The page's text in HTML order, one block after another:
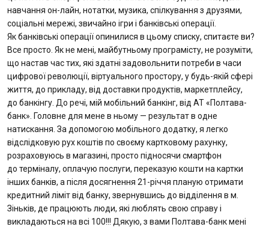
навчання он-лайн, нотатки, музика, спілкування з друзями,
соціальні мережі, звичайно ігри і банківські операції.
Як банківські операції опинилися в цьому списку, спитаєте ви?
Все просто. Як не мені, майбутньому програмісту, не розуміти,
що настав час тих, які здатні задовольнити потреби в часи
цифрової революції, віртуального простору, у будь-якій сфері
життя, до прикладу, від доставки продуктів, маркетплейсу,
до банкінгу. До речі, мій мобільний банкінг, від АТ «Полтава-
банк». Головне для мене в ньому — результат в одне
натискання. За допомогою мобільного додатку, я легко
відслідковую рух коштів по своєму картковому рахунку,
розраховуюсь в магазині, просто підносячи смартфон
до терміналу, оплачую послуги, переказую кошти на картки
інших банків, а після досягнення 21-річчя планую отримати
кредитний ліміт від банку, звернувшись до відділення в м.
Зіньків, де працюють люди, які люблять свою справу і
викладаються на всі 100!!! Дякую, з вами Полтава-банк мені